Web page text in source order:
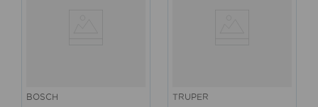
BOSCH TRUPER